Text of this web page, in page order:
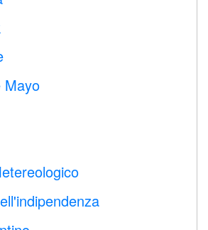
Mayo